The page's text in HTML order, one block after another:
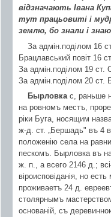
відзначають Івана
тут працьовиті і
землю, бо знали і
За адмін.поділом 16
Брацлавський повіт 16 ст.
За адмін.поділом 19 ст.
За адмін.поділом 20 ст.
Бырловка с, раньше
на ровномъ местъ,
ріки Буга, носящим
ж-д. ст. „Бершадь" въ 4
положенію села на
пескомъ. Бырловка въ
ж. п., а всего 2146 д.;
віроисповіданія, но
проживаетъ 24 д.
столярнымъ
основаній, съ